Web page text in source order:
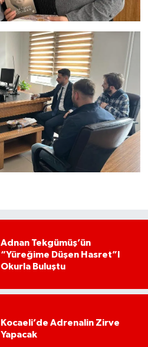
Adnan Tekgümüş’ün
“Yüreğime Düşen Hasret”I
Okurla Buluştu
Kocaeli’de Adrenalin Zirve
Yapacak